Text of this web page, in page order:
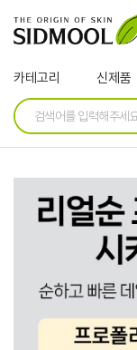
카테고리 신제품